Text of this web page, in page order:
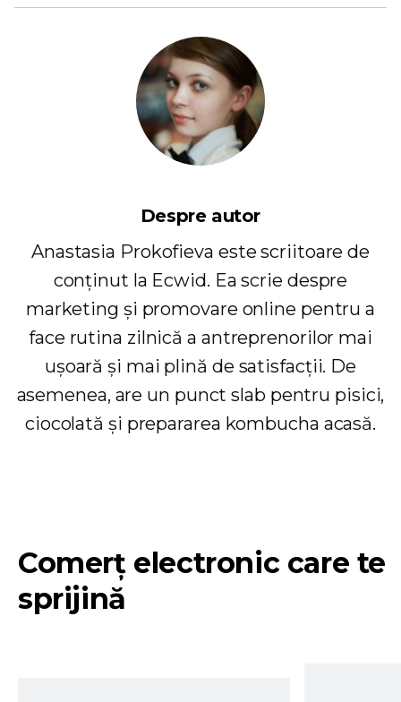
Despre autor
Anastasia Prokofieva este scriitoare de
conținut la Ecwid. Ea scrie despre
marketing și promovare online pentru a
face rutina zilnică a antreprenorilor mai
ușoară și mai plină de satisfacții. De
asemenea, are un punct slab pentru pisici,
ciocolată și prepararea kombucha acasă.
Comerț electronic care te
sprijină